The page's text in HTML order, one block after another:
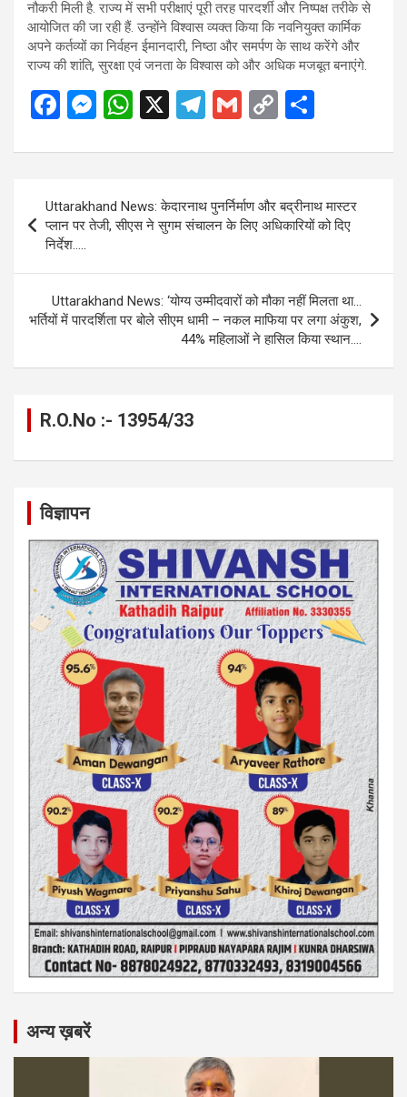
नौकरी मिली है. राज्य में सभी परीक्षाएं पूरी तरह पारदर्शी और निष्पक्ष तरीके से
आयोजित की जा रही हैं. उन्होंने विश्वास व्यक्त किया कि नवनियुक्त कार्मिक
अपने कर्तव्यों का निर्वहन ईमानदारी, निष्ठा और समर्पण के साथ करेंगे और
राज्य की शांति, सुरक्षा एवं जनता के विश्वास को और अधिक मजबूत बनाएंगे.
F
ce
o
o
k
M
se
g
W
at
A
p
X
T
e
gr
a
G
ail
C
py
Li
n
ar
navigation
Uttarakhand News: केदारनाथ पुनर्निर्माण और बद्रीनाथ मास्टर
प्लान पर तेजी, सीएस ने सुगम संचालन के लिए अधिकारियों को दिए
निर्देश…..
Uttarakhand News: ‘योग्य उम्मीदवारों को मौका नहीं मिलता था…
भर्तियों में पारदर्शिता पर बोले सीएम धामी – नकल माफिया पर लगा अंकुश,
44% महिलाओं ने हासिल किया स्थान….
R.O.No :- 13954/33
विज्ञापन
अन्य ख़बरें